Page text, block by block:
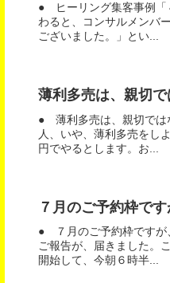
● ヒーリング集客事例「
わると、コンサルメンバ
ございました。」とい...
薄利多売は、親切で
● 薄利多売は、親切では
人、いや、薄利多売をし
円でやるとします。お...
７月のご予約枠で
● ７月のご予約枠ですが
ご報告が、届きました。
開始して、今朝６時半...